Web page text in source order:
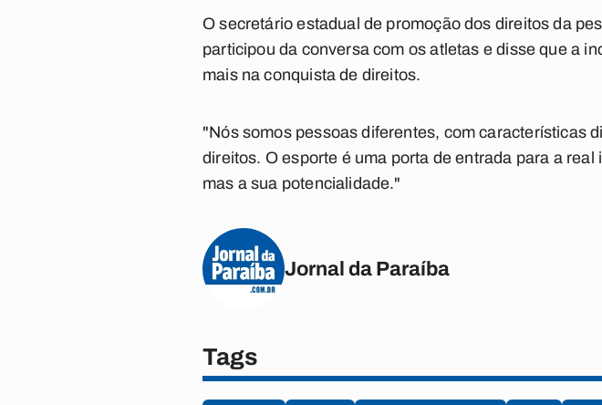
O secretário estadual de promoção dos direitos da
participou da conversa com os atletas e disse que a
mais na conquista de direitos.
"Nós somos pessoas diferentes, com características
direitos. O esporte é uma porta de entrada para a
mas a sua potencialidade."
Jornal da Paraíba
Tags